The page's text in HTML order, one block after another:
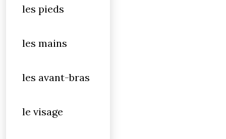
les pieds
les mains
les avant-bras
le visage